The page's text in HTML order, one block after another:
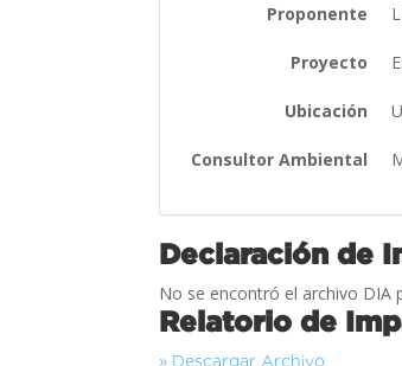
Proponente
Proyecto
Ubicación
Consultor Ambiental
Declaración de
No se encontró el archivo DIA
Relatorio de
» Descargar Archivo